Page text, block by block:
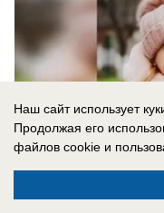
Наш сайт использует
Продолжая его
файлов cookie и